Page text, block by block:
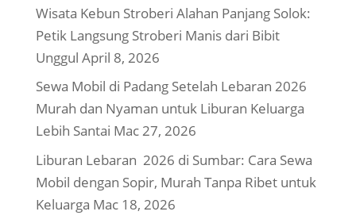
Wisata Kebun Stroberi Alahan Panjang Solok:
Petik Langsung Stroberi Manis dari Bibit
Unggul April 8, 2026
Sewa Mobil di Padang Setelah Lebaran 2026
Murah dan Nyaman untuk Liburan Keluarga
Lebih Santai Mac 27, 2026
Liburan Lebaran 2026 di Sumbar: Cara Sewa
Mobil dengan Sopir, Murah Tanpa Ribet untuk
Keluarga Mac 18, 2026